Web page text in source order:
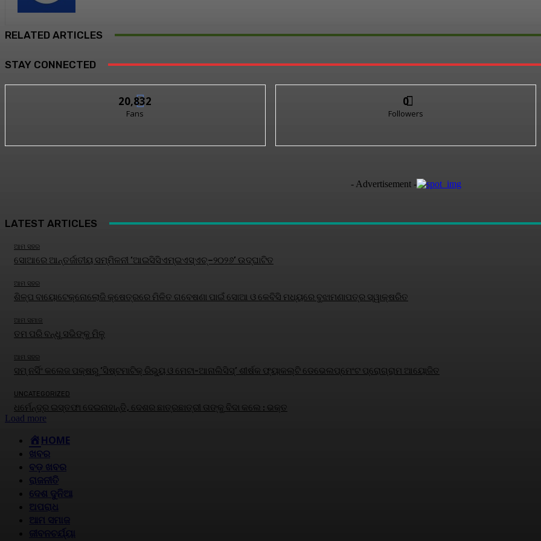
RELATED ARTICLES
STAY CONNECTED
20,832
Fans
0
Followers
- Advertisement -
LATEST ARTICLES
ଆମ ସହର
ସୋଆରେ ଆନ୍ତର୍ଜାତୀୟ ସମ୍ମିଳନୀ ‘ଆଇସିସିଏମ୍‌ଇଏସ୍‌ଏଚ୍‌–୨୦୨୬’ ଉଦ୍‌ଘାଟିତ
ଆମ ସହର
ଶିଳ୍ପ ବାୟୋଟେକ୍ନୋଲୋଜି କ୍ଷେତ୍ରରେ ମିଳିତ ଗବେଷଣା ପାଇଁ ସୋଆ ଓ କେବିସି ମଧ୍ୟରେ ବୁଝାମଣାପତ୍ର ସ୍ୱାକ୍ଷରିତ
ଆମ ସମାଜ
ତମ ପରି ବନ୍ଧୁ ସଭିଙ୍କୁ ମିଳୁ
ଆମ ସହର
ସମ୍ ନର୍ସିଂ କଲେଜ ପକ୍ଷରୁ ‘ସିଷ୍ଟମାଟିକ୍ ରିଭ୍ୟୁ ଓ ମେଟା-ଆନାଲିସିସ୍‌’ ଶୀର୍ଷକ ଫ୍ୟାକଲ୍ଟି ଡେଭେଲପ୍‌ମେଂଟ ପ୍ରୋଗ୍ରାମ ଆୟୋଜିତ
UNCATEGORIZED
ଧର୍ମେନ୍ଦ୍ର ଇସ୍ତଫା ଦେଇନାହାନ୍ତି, ଦେଶର ଛାତ୍ରଛାତ୍ରୀ ତାଙ୍କୁ ବିଦା କଲେ : ଭକ୍ତ
Load more
HOME
ଖବର
ବଡ଼ ଖବର
ରାଜନୀତି
ଦେଶ ଦୁନିଆ
ଅପରାଧ
ଆମ ସମାଜ